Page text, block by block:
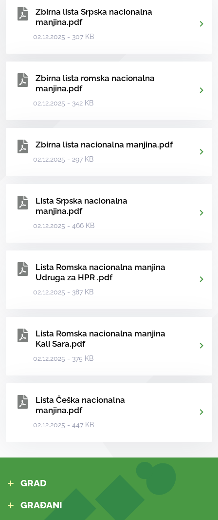
Zbirna lista Srpska nacionalna
manjina.pdf
02.12.2025 - 307 KB
Zbirna lista romska nacionalna
manjina.pdf
02.12.2025 - 342 KB
Zbirna lista nacionalna manjina.pdf
02.12.2025 - 297 KB
Lista Srpska nacionalna
manjina.pdf
02.12.2025 - 466 KB
Lista Romska nacionalna manjina
Udruga za HPR .pdf
02.12.2025 - 387 KB
Lista Romska nacionalna manjina
Kali Sara.pdf
02.12.2025 - 375 KB
Lista Češka nacionalna
manjina.pdf
02.12.2025 - 447 KB
GRAD
GRAĐANI